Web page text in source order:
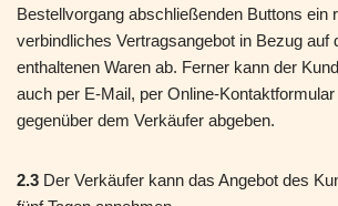
Bestellvorgang abschließenden Buttons ein
verbindliches Vertragsangebot in Bezug auf
enthaltenen Waren ab. Ferner kann der
auch per E-Mail, per Online-
gegenüber dem Verkäufer abgeben.
2.3 Der Verkäufer kann das Angebot des